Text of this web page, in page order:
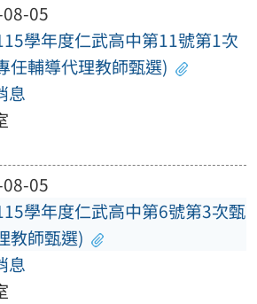
05
學年度仁武高中第11號第1次
任輔導代理教師甄選)
息
05
學年度仁武高中第6號第3次甄
教師甄選)
息